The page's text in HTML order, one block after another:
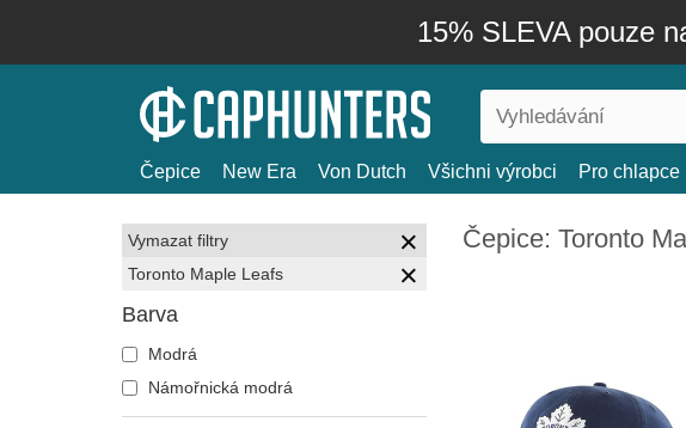
15% SLEVA pouze
Čepice New Era Von Dutch Všichni výrobci Pro chlapce
Vymazat filtry
Toronto Maple Leafs
Barva
Modrá
Námořnická modrá
Čepice: Toronto